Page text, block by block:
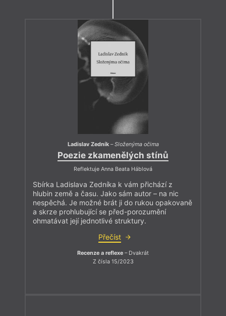
Ladislav Zedník–Složenýma očima
Poezie zkamenělých stínů
Reflektuje Anna Beata Háblová
Sbírka Ladislava Zedníka k vám přichází z
hlubin země a času. Jako sám autor – na nic
nespěchá. Je možné brát ji do rukou opakovaně
a skrze prohlubující se před-porozumění
ohmatávat její jednotlivé struktury.
Přečíst
Recenze a reflexe – Dvakrát
Z čísla 15/2023